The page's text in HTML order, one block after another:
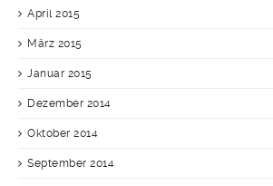
April 2015
März 2015
Januar 2015
Dezember 2014
Oktober 2014
September 2014